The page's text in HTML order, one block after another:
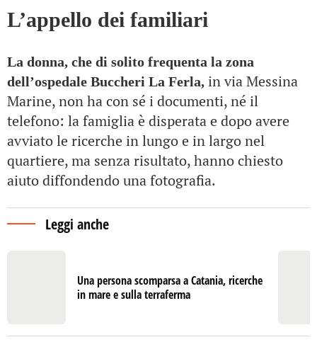
L’appello dei familiari
La donna, che di solito frequenta la zona
dell’ospedale Buccheri La Ferla, in via Messina
Marine, non ha con sé i documenti, né il
telefono: la famiglia è disperata e dopo avere
avviato le ricerche in lungo e in largo nel
quartiere, ma senza risultato, hanno chiesto
aiuto diffondendo una fotografia.
Leggi anche
Una persona scomparsa a Catania, ricerche
in mare e sulla terraferma